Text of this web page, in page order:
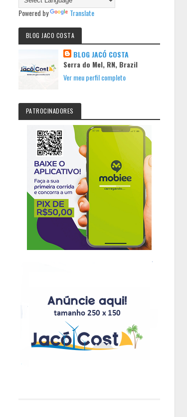
Powered by Translate
BLOG JACO COSTA
BLOG JACÓ COSTA
Serra do Mel, RN, Brazil
Ver meu perfil completo
PATROCINADORES